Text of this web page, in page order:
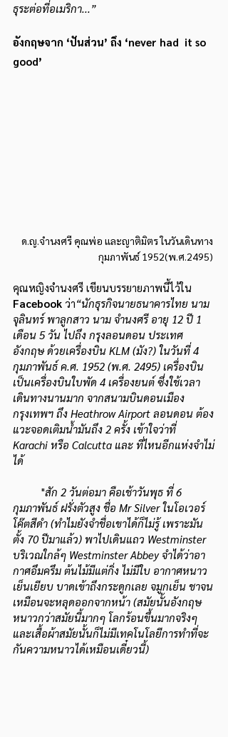
ธุระต่อที่อเมริกา...”
อังกฤษจาก ‘ปันส่วน’ ถึง ‘never had  it so
good’
ด.ญ.จำนงศรี คุณพ่อ และญาติมิตร ในวันเดินทาง
กุมภาพันธ์ 1952(พ.ศ.2495)
คุณหญิงจำนงศรี เขียนบรรยายภาพนี้ไว้ใน
Facebook ว่า“นักธุรกิจนายธนาคารไทย นาม
จุลินทร์ พาลูกสาว นาม จำนงศรี อายุ 12 ปี 1
เดือน 5 วัน ไปถึง กรุงลอนดอน ประเทศ
อังกฤษ ด้วยเครื่องบิน KLM (มัง?) ในวันที่ 4
กุมภาพันธ์ ค.ศ. 1952 (พ.ศ. 2495) เครื่องบิน
เป็นเครื่องบินใบพัด 4 เครื่องยนต์ ซึ่งใช้เวลา
เดินทางนานมาก จากสนามบินดอนเมือง
กรุงเทพฯ ถึง Heathrow Airport ลอนดอน ต้อง
แวะจอดเติมน้ำมันถึง 2 ครั้ง เข้าใจว่าที่
Karachi หรือ Calcutta และ ที่ไหนอีกแห่งจำไม่
ได้
	"
สัก 2 วันต่อมา คือเช้าวันพุธ ที่ 6
กุมภาพันธ์ ฝรั่งตัวสูง ชื่อ Mr Silver ในโอเวอร์
โค๊ตสีดำ (ทำไมยังจำชื่อเขาได้ก็ไม่รู้ เพราะมัน
ตั้ง 70 ปีมาแล้ว) พาไปเดินแถว Westminster
บริเวณใกล้ๆ Westminster Abbey จำได้ว่าอา
กาศอึมครึม ต้นไม้มีแต่กิ่ง ไม่มีใบ อากาศหนาว
เย็นเยียบ บาดเข้าถึงกระดูกเลย จมูกเย็น ชาจน
เหมือนจะหลุดออกจากหน้า (สมัยนั้นอังกฤษ
หนาวกว่าสมัยนี้มากๆ โลกร้อนขึ้นมากจริงๆ
และเสื้อผ้าสมัยนั้นก็ไม่มีเทคโนโลยีการทำที่จะ
กันความหนาวได้เหมือนเดี๋ยวนี้)